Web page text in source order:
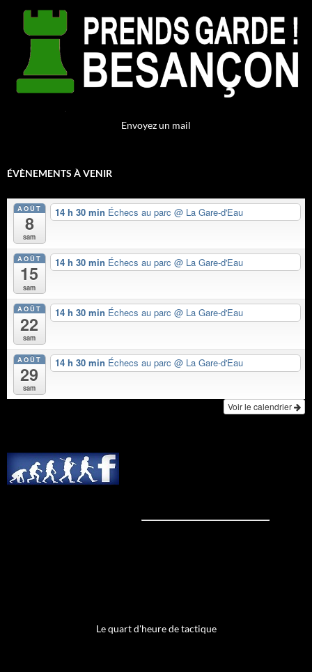
Envoyez un mail
ÉVÈNEMENTS À VENIR
AOÛT
8
sam
14 h 30 min Échecs au parc @ La Gare-d'Eau
AOÛT
15
sam
14 h 30 min Échecs au parc @ La Gare-d'Eau
AOÛT
22
sam
14 h 30 min Échecs au parc @ La Gare-d'Eau
AOÛT
29
sam
14 h 30 min Échecs au parc @ La Gare-d'Eau
Voir le calendrier
Le quart d'heure de tactique